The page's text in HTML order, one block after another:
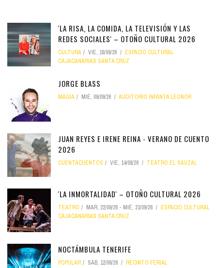
'LA RISA, LA COMIDA, LA TELEVISIÓN Y LAS
REDES SOCIALES' – OTOÑO CULTURAL 2026
CULTURA VIE, 18/09/26
ESPACIO CULTURAL
CAJACANARIAS SANTA CRUZ
JORGE BLASS
MAGIA MIÉ, 09/09/26 AUDITORIO INFANTA LEONOR
JUAN REYES E IRENE REINA - VERANO DE CUENTO
2026
CUENTACUENTOS VIE, 14/08/26 TEATRO EL SAUZAL
'LA INMORTALIDAD' – OTOÑO CULTURAL 2026
TEATRO MAR, 22/09/26 - MIÉ, 23/09/26
ESPACIO CULTURAL
CAJACANARIAS SANTA CRUZ
NOCTÁMBULA TENERIFE
POPULAR SÁB, 12/09/26 RECINTO FERIAL